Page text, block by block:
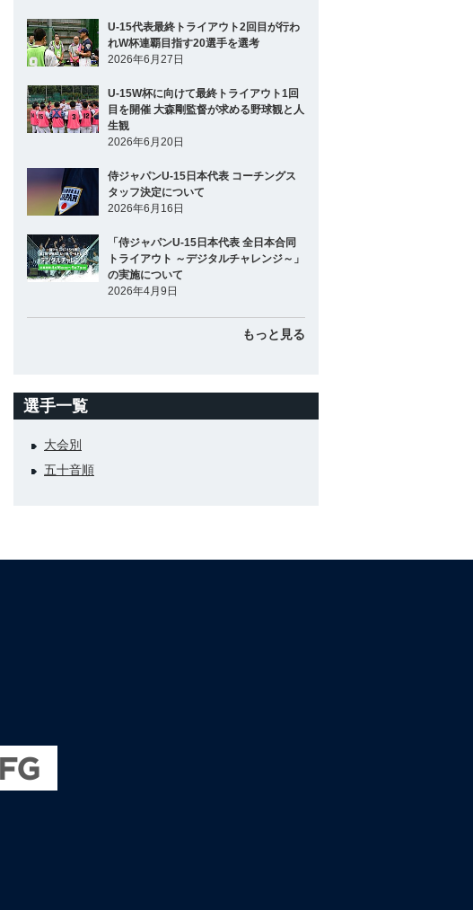
U-15代表最終トライアウト2回目が行わ
れW杯連覇目指す20選手を選考
2026年6月27日
U-15W杯に向けて最終トライアウト1回
目を開催 大森剛監督が求める野球観と人
生観
2026年6月20日
侍ジャパンU-15日本代表 コーチングス
タッフ決定について
2026年6月16日
「侍ジャパンU-15日本代表 全日本合同
トライアウト ～デジタルチャレンジ～」
の実施について
2026年4月9日
もっと見る
選手一覧
大会別
五十音順